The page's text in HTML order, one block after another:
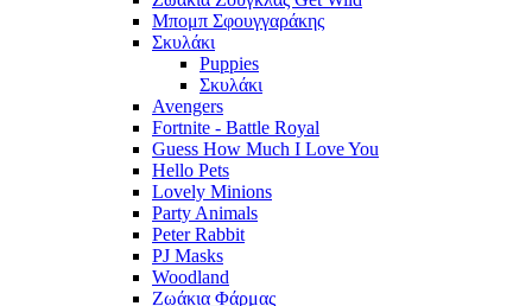
Μπομπ Σφουγγαράκης
Σκυλάκι
Puppies
Σκυλάκι
Avengers
Fortnite - Battle Royal
Guess How Much I Love You
Hello Pets
Lovely Minions
Party Animals
Peter Rabbit
PJ Masks
Woodland
Ζωάκια Φάρμας